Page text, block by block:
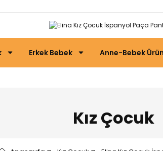
Erkek Bebek Anne-Bebek
Kız Çocuk